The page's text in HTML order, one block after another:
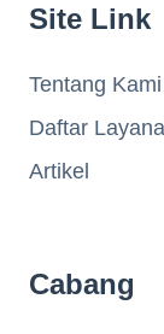
Site Link
Tentang Kami
Daftar
Artikel
Cabang